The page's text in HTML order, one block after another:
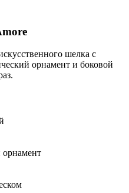
шелка с
орнамент и боковой